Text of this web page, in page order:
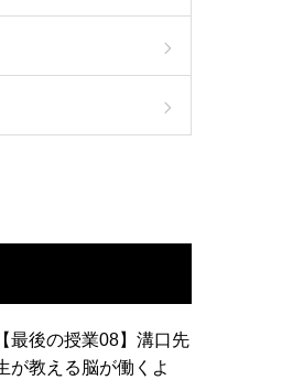
【最後の授業08】溝口先
が教える脳が働くよ